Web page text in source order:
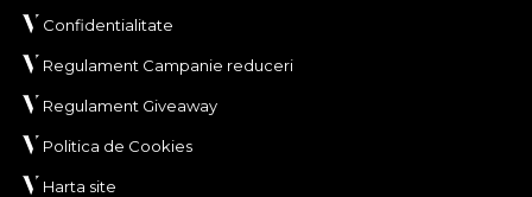
Confidentialitate
Regulament Campanie reduceri
Regulament Giveaway
Politica de Cookies
Harta site